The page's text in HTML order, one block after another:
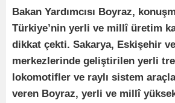
Bakan Yardımcısı Boyraz,
Türkiye’nin yerli ve millî üretim
dikkat çekti. Sakarya, Eskişehir
merkezlerinde geliştirilen yerli
lokomotifler ve raylı sistem
veren Boyraz, yerli ve millî